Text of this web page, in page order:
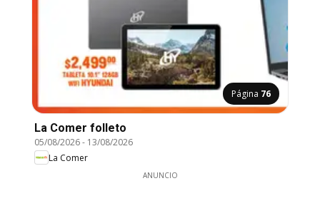
Página 76
La Comer folleto
05/08/2026- 13/08/2026
La Comer
ANUNCIO